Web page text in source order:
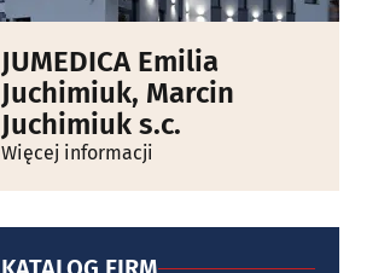
JUMEDICA Emilia
Juchimiuk, Marcin
Juchimiuk s.c.
Więcej informacji